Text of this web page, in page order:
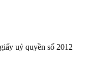
uỷ quyền số 2012